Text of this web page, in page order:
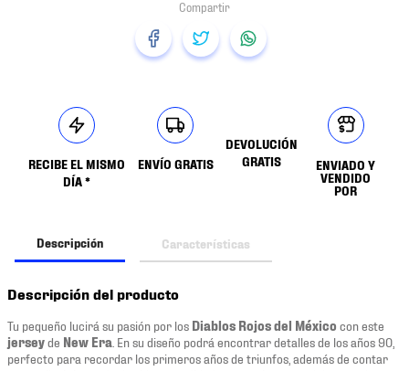
RECIBE EL MISMO
DÍA *
ENVÍO GRATIS
DEVOLUCIÓN
GRATIS
ENVIADO Y
VENDIDO
POR
Descripción Características
Descripción del producto
Tu pequeño lucirá su pasión por los Diablos Rojos del México con este
jerseyde New Era . En su diseño podrá encontrar detalles de los años 90,
perfecto para recordar los primeros años de triunfos, además de contar